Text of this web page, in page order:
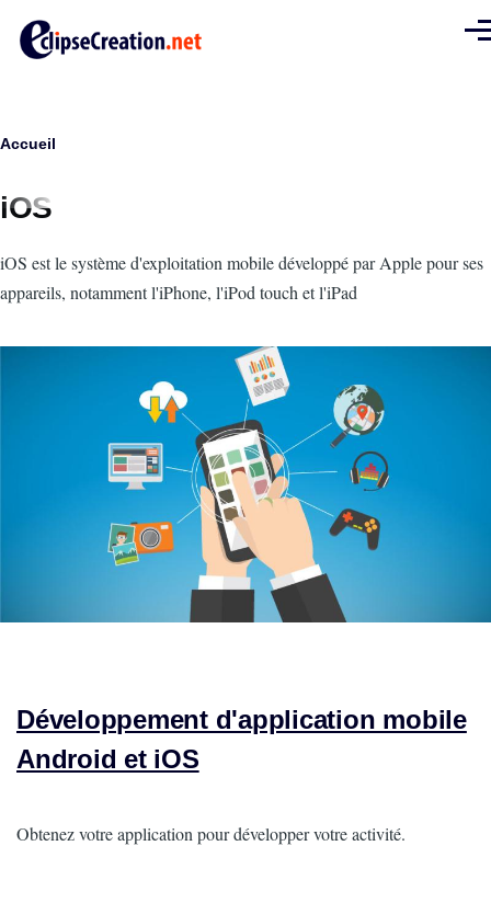
Fil
d'Ariane
Accueil
iOS
Intro
iOS est le système d'exploitation mobile développé par Apple pour ses
appareils, notamment l'iPhone, l'iPod touch et l'iPad
Développement d'application mobile
Android et iOS
Intro
Obtenez votre application pour développer votre activité.